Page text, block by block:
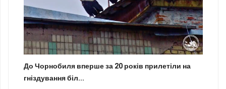
До Чорнобиля вперше за 20 років прилетіли на
гніздування біл...